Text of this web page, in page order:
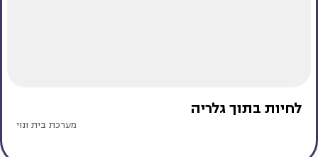
לחיות בתוך גלריה
מערכת בית ונוי